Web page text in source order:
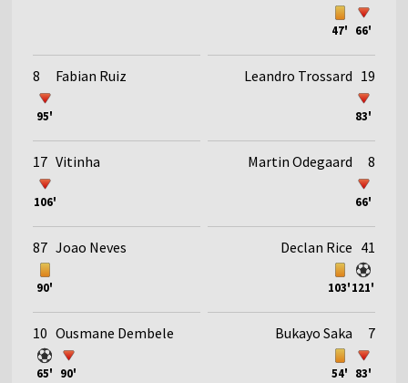
8 Fabian Ruiz
95'
17 Vitinha
106'
87 Joao Neves
90'
10 Ousmane Dembele
65' 90'
47' 66'
83'
Leandro Trossard 19
66'
Martin Odegaard 8
103'121'
Declan Rice 41
54' 83'
Bukayo Saka 7